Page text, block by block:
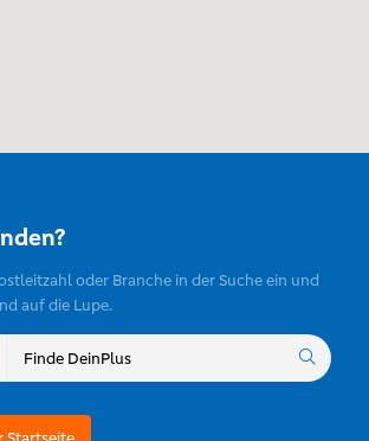
oder Branche in der Suche ein und
auf die Lupe.